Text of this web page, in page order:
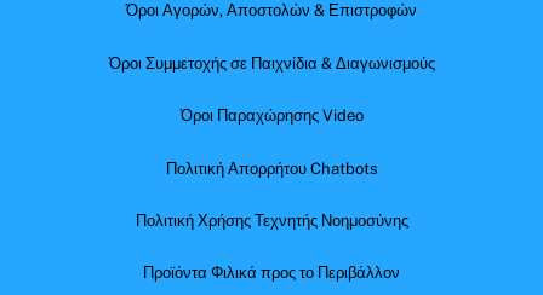
Όροι Αγορών, Αποστολών & Επιστροφών
Όροι Συμμετοχής σε Παιχνίδια & Διαγωνισμούς
Όροι Παραχώρησης Video
Πολιτική Απορρήτου Chatbots
Πολιτική Χρήσης Τεχνητής Νοημοσύνης
Προϊόντα Φιλικά προς το Περιβάλλον